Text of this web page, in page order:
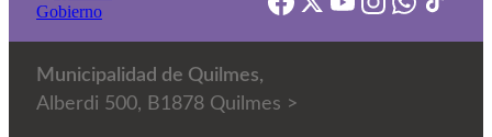
Municipalidad de Quilmes,
Alberdi 500, B1878 Quilmes >